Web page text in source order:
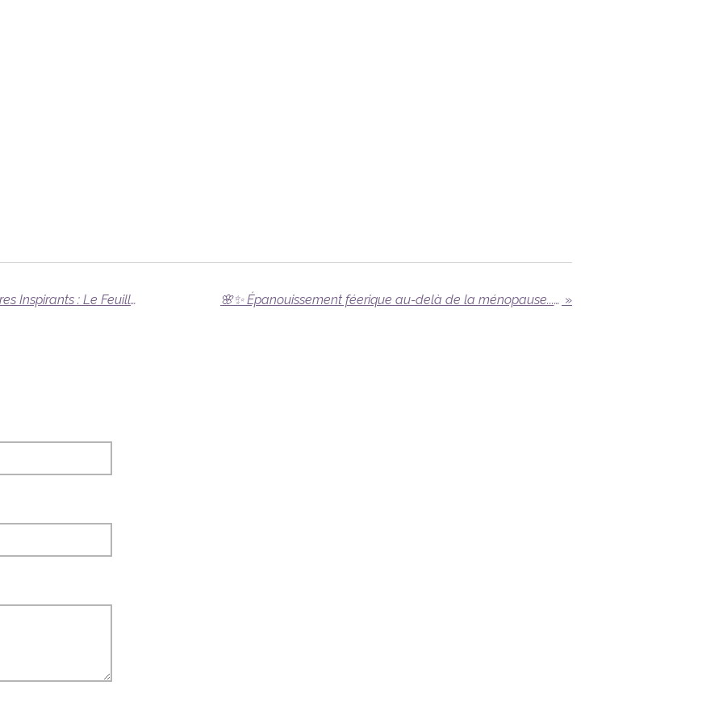
🌈✨ "Aventures Énergétiques et Livres Inspirants : Le Feuilleton Déjanté Continue !" 4 ème escale ✨📚🌿 🌸✨ Épanouissement féerique au-delà de la ménopause... Découvre le secret magique ! ✨🌟 »